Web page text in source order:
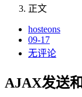
正文
hosteons
09-17
无评论
AJAX发送